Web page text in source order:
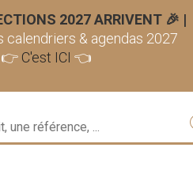
2027 ARRIVENT 🎉 |
calendriers & agendas 2027
👉 C'est ICI 👈